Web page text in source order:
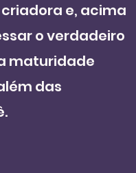
e, acima
o verdadeiro
maturidade
das